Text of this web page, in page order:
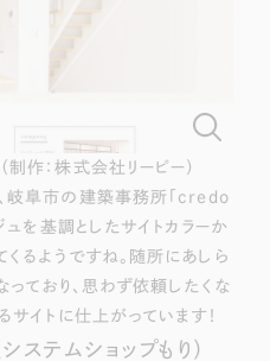
制作：株式会社リーピー）
岐阜市の建築事務所「credo
を基調としたサイトカラーか
るようですね。随所にあしら
っており、思わず依頼したくな
サイトに仕上がっています！
ステムショップもり）